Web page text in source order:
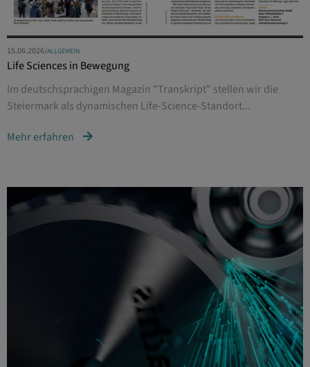
15.06.2026/ALLGEMEIN
Life Sciences in Bewegung
Im deutschsprachigen Magazin "Transkript" stellen wir die
Steiermark als dynamischen Life-Science-Standort...
Mehr erfahren